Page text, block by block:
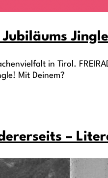
Jubiläums
in Tirol.
Mit Deinem?
–